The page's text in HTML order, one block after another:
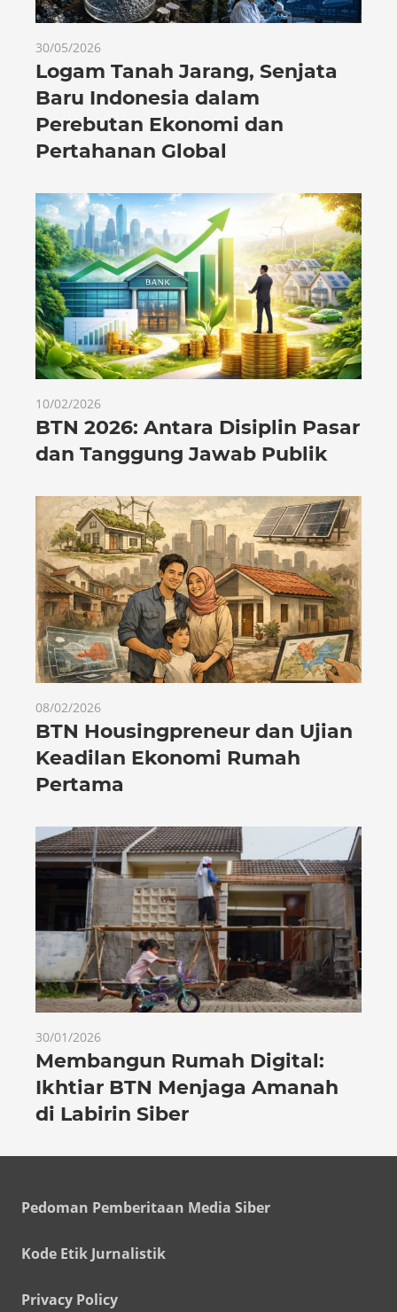
30/05/2026
Logam Tanah Jarang, Senjata
Baru Indonesia dalam
Perebutan Ekonomi dan
Pertahanan Global
10/02/2026
BTN 2026: Antara Disiplin Pasar
dan Tanggung Jawab Publik
08/02/2026
BTN Housingpreneur dan Ujian
Keadilan Ekonomi Rumah
Pertama
30/01/2026
Membangun Rumah Digital:
Ikhtiar BTN Menjaga Amanah
di Labirin Siber
Pedoman Pemberitaan Media Siber
Kode Etik Jurnalistik
Privacy Policy